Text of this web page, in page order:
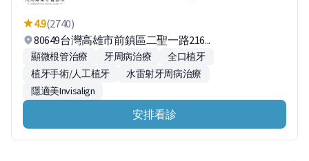
4.9(2740)
80649台灣高雄市前鎮區二聖一路216...
顯微根管治療 牙周病治療
全口植牙
植牙手術/人工植牙
水雷射牙周病治療
隱適美Invisalign
安排看診